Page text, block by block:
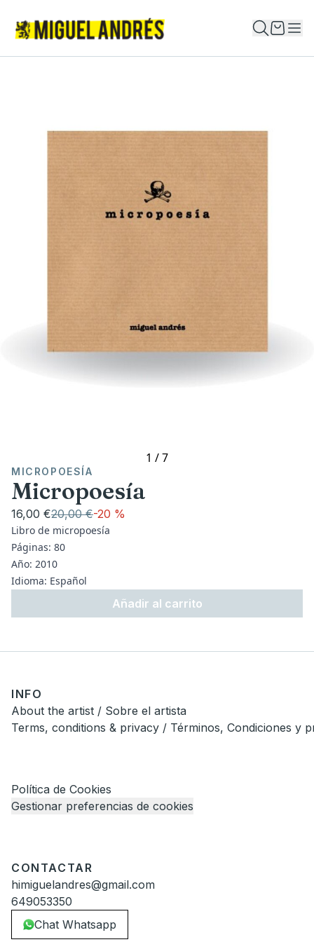
1 /7
MICROPOESÍA
Micropoesía
16,00 €20,00 €-20 %
Libro de micropoesía
Páginas: 80
Año: 2010
Idioma: Español
Añadir al carrito
INFO
About the artist / Sobre el artista
Terms, conditions & privacy / Términos, Condiciones y
Política de Cookies
Gestionar preferencias de cookies
CONTACTAR
himiguelandres@gmail.com
649053350
Chat Whatsapp